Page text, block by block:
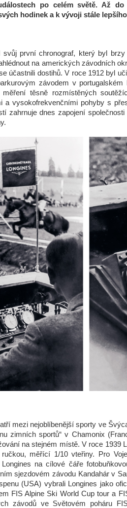
po celém světě. Až
hodinek a k vývoji stále
svůj první chronograf, který byl
na amerických závodních
účastnili dostihů. V roce 1912 byl
závodem v portugalském
těsně rozmístěných
a vysokofrekvenčními pohyby s
zahrnuje dnes zapojení
mezi nejoblíbenější sporty ve
zimních sportů“ v Chamonix
na stejném místě. V roce 1939
měřící 1/10 vteřiny. Pro
na cílové čáře
sjezdovém závodu Kandahár v
(USA) vybrali Longines jako
FIS Alpine Ski World Cup tour a
závodů ve Světovém poháru